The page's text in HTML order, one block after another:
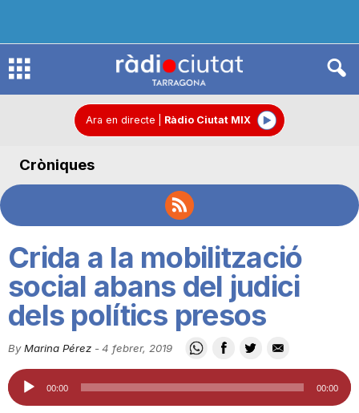
R
d
C
Ara en directe Ràdio Ciutat MIX
Cròniques
Crida a la mobilització
social abans del judici
dels polítics presos
By Marina Pérez -4 febrer, 2019
Reproductor
d'àudio
00:00 00:00